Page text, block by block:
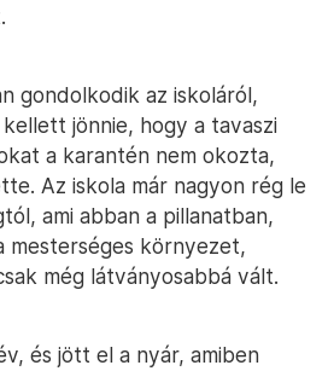
gondolkodik az iskoláról,
jönnie, hogy a tavaszi
a karantén nem okozta,
Az iskola már nagyon rég le
ami abban a pillanatban,
mesterséges környezet,
még látványosabbá vált.
és jött el a nyár, amiben